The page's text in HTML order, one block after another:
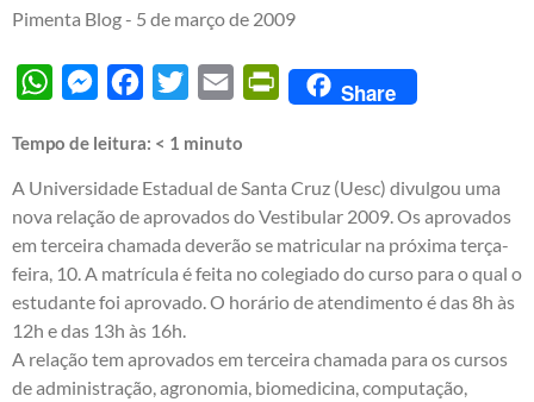
Pimenta Blog - 5 de março de 2009
WhatsAppMessengerFacebook
Twitter Email PrintFriendly
Share
Tempo de leitura: < 1 minuto
A Universidade Estadual de Santa Cruz (Uesc) divulgou uma
nova relação de aprovados do Vestibular 2009. Os aprovados
em terceira chamada deverão se matricular na próxima terça-
feira, 10. A matrícula é feita no colegiado do curso para o qual o
estudante foi aprovado. O horário de atendimento é das 8h às
12h e das 13h às 16h.
A relação tem aprovados em terceira chamada para os cursos
de administração, agronomia, biomedicina, computação,